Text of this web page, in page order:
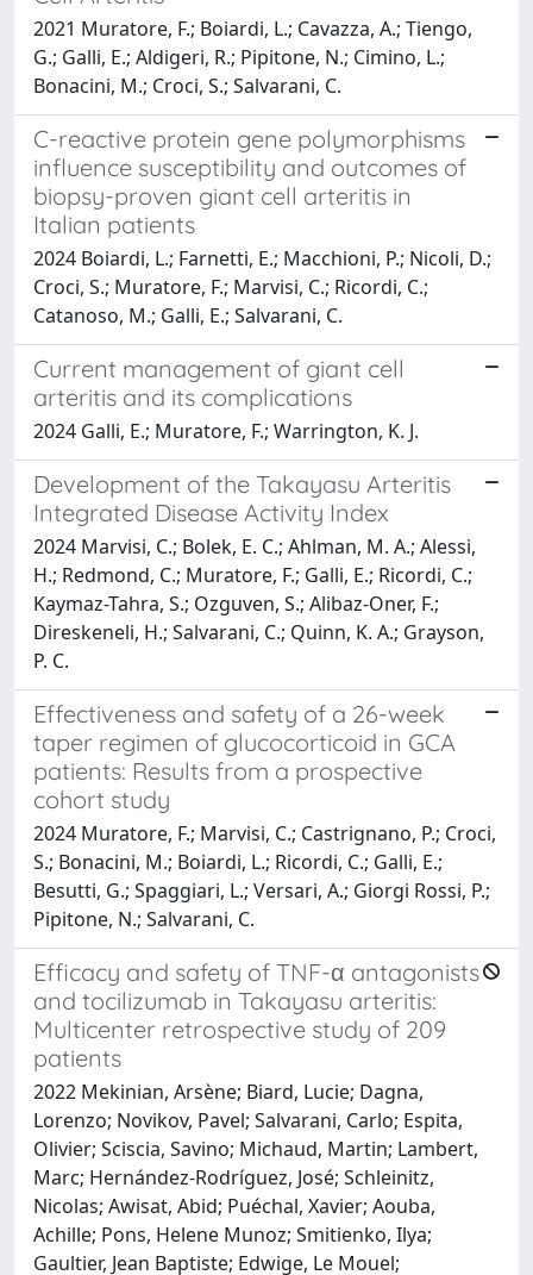
2021 Muratore, F.; Boiardi, L.; Cavazza, A.; Tiengo,
G.; Galli, E.; Aldigeri, R.; Pipitone, N.; Cimino, L.;
Bonacini, M.; Croci, S.; Salvarani, C.
C-reactive protein gene polymorphisms
influence susceptibility and outcomes of
biopsy-proven giant cell arteritis in
Italian patients
2024 Boiardi, L.; Farnetti, E.; Macchioni, P.; Nicoli, D.;
Croci, S.; Muratore, F.; Marvisi, C.; Ricordi, C.;
Catanoso, M.; Galli, E.; Salvarani, C.
Current management of giant cell
arteritis and its complications
2024 Galli, E.; Muratore, F.; Warrington, K. J.
Development of the Takayasu Arteritis
Integrated Disease Activity Index
2024 Marvisi, C.; Bolek, E. C.; Ahlman, M. A.; Alessi,
H.; Redmond, C.; Muratore, F.; Galli, E.; Ricordi, C.;
Kaymaz-Tahra, S.; Ozguven, S.; Alibaz-Oner, F.;
Direskeneli, H.; Salvarani, C.; Quinn, K. A.; Grayson,
P. C.
Effectiveness and safety of a 26-week
taper regimen of glucocorticoid in GCA
patients: Results from a prospective
cohort study
2024 Muratore, F.; Marvisi, C.; Castrignano, P.; Croci,
S.; Bonacini, M.; Boiardi, L.; Ricordi, C.; Galli, E.;
Besutti, G.; Spaggiari, L.; Versari, A.; Giorgi Rossi, P.;
Pipitone, N.; Salvarani, C.
Efficacy and safety of TNF-α antagonists
and tocilizumab in Takayasu arteritis:
Multicenter retrospective study of 209
patients
2022 Mekinian, Arsène; Biard, Lucie; Dagna,
Lorenzo; Novikov, Pavel; Salvarani, Carlo; Espita,
Olivier; Sciscia, Savino; Michaud, Martin; Lambert,
Marc; Hernández-Rodríguez, José; Schleinitz,
Nicolas; Awisat, Abid; Puéchal, Xavier; Aouba,
Achille; Pons, Helene Munoz; Smitienko, Ilya;
Gaultier, Jean Baptiste; Edwige, Le Mouel;